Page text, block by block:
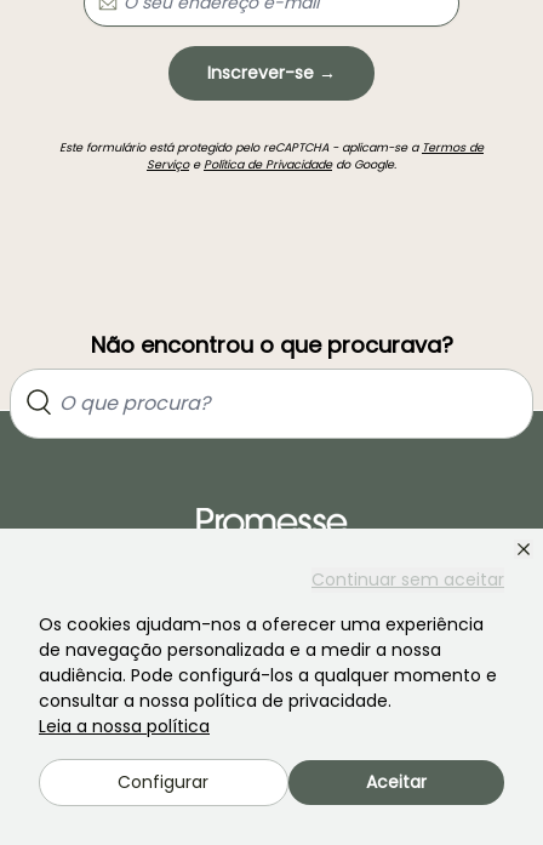
Continuar sem aceitar
Os cookies ajudam-nos a oferecer uma experiência
de navegação personalizada e a medir a nossa
audiência. Pode configurá-los a qualquer momento e
consultar a nossa política de privacidade.
Leia a nossa política
Configurar Aceitar
Inscrever-se →
Este formulário está protegido pelo reCAPTCHA - aplicam-se a Termos de
ServiçoePolítica de Privacidadedo Google.
Não encontrou o que procurava?
Junte-se à comunidade dos apaixonados por plantas!
PROMESSE DE FLEURS SERVIÇOS